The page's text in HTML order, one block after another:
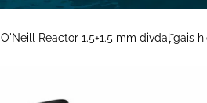
O'Neill Reactor 1.5+1.5 mm divdaļīgais